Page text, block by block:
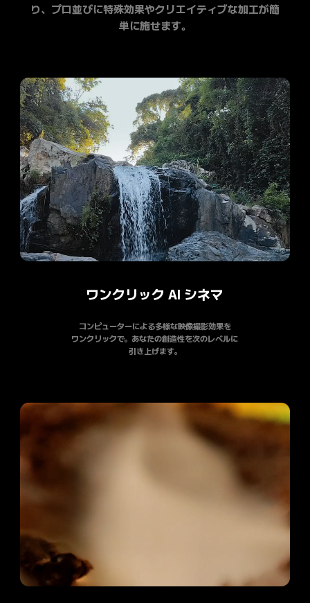
り、プロ並びに特殊効果やクリエイティブな加工が簡
単に施せます。
ワンクリック AI シネマ
コンピューターによる多様な映像撮影効果を
ワンクリックで。あなたの創造性を次のレベルに
引き上げます。